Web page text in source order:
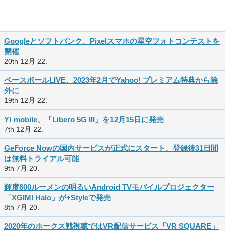
Googleとソフトバンク、Pixelスマホの星空フォトコンテストを
開催
20th 12月 22.
ベースボールLIVE、2023年2月でYahoo! プレミアム特典から除
外に
19th 12月 22.
Y! mobile、「Libero 5G III」を12月15日に発売
7th 12月 22.
GeForce Nowの国内サービスが正式にスタート、登録後31日間
は無料トライアル可能
9th 7月 20.
輝度800ルーメンの明るいAndroid TVモバイルプロジェクター
「XGIMI Halo」が+Styleで発売
8th 7月 20.
2020年のホークス戦視聴ではVR配信サービス「VR SQUARE」